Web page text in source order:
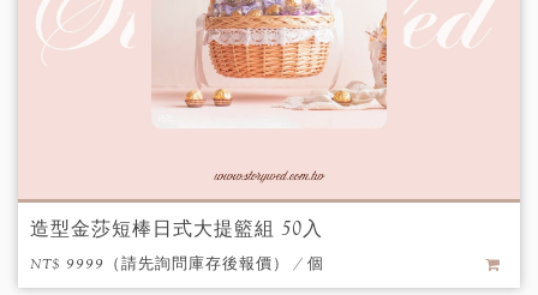
造型金莎短棒日式大提籃組 50入
NT$ 9999（請先詢問庫存後報價） / 個